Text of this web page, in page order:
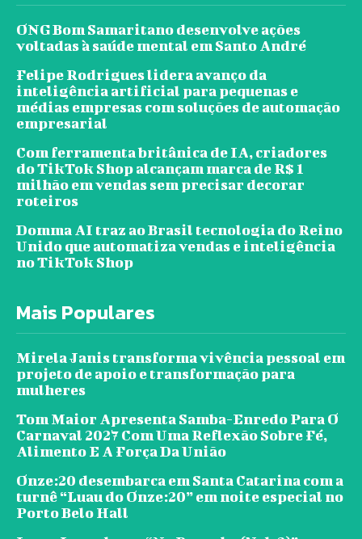
ONG Bom Samaritano desenvolve ações
voltadas à saúde mental em Santo André
Felipe Rodrigues lidera avanço da
inteligência artificial para pequenas e
médias empresas com soluções de automação
empresarial
Com ferramenta britânica de IA, criadores
do TikTok Shop alcançam marca de R$ 1
milhão em vendas sem precisar decorar
roteiros
Domma AI traz ao Brasil tecnologia do Reino
Unido que automatiza vendas e inteligência
no TikTok Shop
Mais Populares
Mirela Janis transforma vivência pessoal em
projeto de apoio e transformação para
mulheres
Tom Maior Apresenta Samba-Enredo Para O
Carnaval 2027 Com Uma Reflexão Sobre Fé,
Alimento E A Força Da União
Onze:20 desembarca em Santa Catarina com a
turnê “Luau do Onze:20” em noite especial no
Porto Belo Hall